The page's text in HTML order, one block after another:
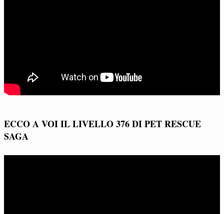
ECCO A VOI IL LIVELLO 376 DI PET RESCUE
SAGA